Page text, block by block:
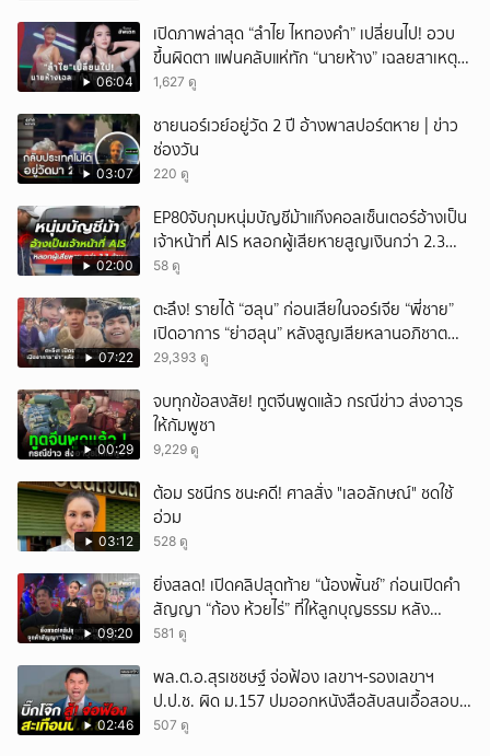
06:04
เปิดภาพล่าสุด “ลำไย ไหทองคำ” เปลี่ยนไป! อวบ
ขึ้นผิดตา แฟนคลับแห่ทัก “นายห้าง” เฉลยสาเหตุ
ชัด!
1,627 ดู
03:07
ชายนอร์เวย์อยู่วัด 2 ปี อ้างพาสปอร์ตหาย | ข่าว
ช่องวัน
220 ดู
02:00
EP80จับกุมหนุ่มบัญชีม้าแก๊งคอลเซ็นเตอร์อ้างเป็น
เจ้าหน้าที่ AIS หลอกผู้เสียหายสูญเงินกว่า 2.3
ล้านบาท
58 ดู
07:22
ตะลึง! รายได้ “ฮลุน” ก่อนเสียในจอร์เจีย “พี่ชาย”
เปิดอาการ “ย่าฮลุน” หลังสูญเสียหลานอภิชาต
บุตร!
29,393 ดู
00:29
จบทุกข้อสงสัย! ทูตจีนพูดแล้ว กรณีข่าว ส่งอาวุธ
ให้กัมพูชา
9,229 ดู
03:12
ต้อม รชนีกร ชนะคดี! ศาลสั่ง "เลอลักษณ์" ชดใช้
อ่วม
528 ดู
09:20
ยิ่งสลด! เปิดคลิปสุดท้าย “น้องพั้นช์” ก่อนเปิดคำ
สัญญา “ก้อง ห้วยไร่” ที่ให้ลูกบุญธรรม หลัง
ลาโลก!
581 ดู
02:46
พล.ต.อ.สุรเชชษฐ์ จ่อฟ้อง เลขาฯ-รองเลขาฯ
ป.ป.ช. ผิด ม.157 ปมออกหนังสือสับสนเอื้อสอบ
คดีซ้ำซ้อน
507 ดู